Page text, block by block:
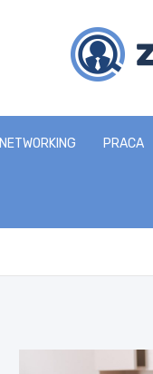
NETWORKING PRACA